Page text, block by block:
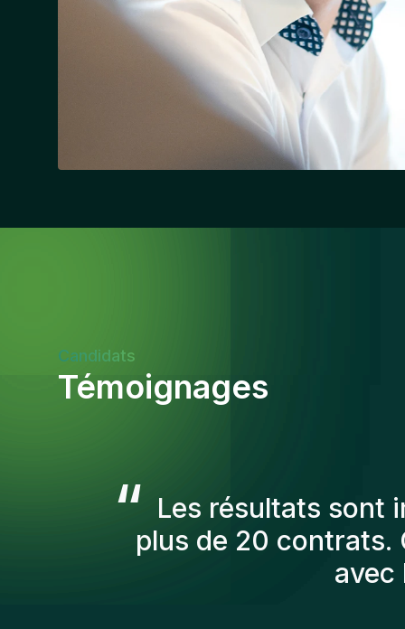
Candidats
Témoignages
“
Les consultants
afin de nous
recruté sont